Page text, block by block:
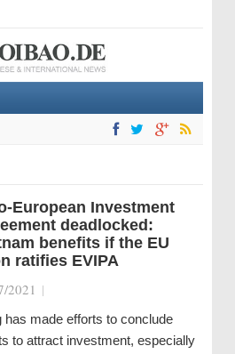
European Investment
deadlocked:
benefits if the EU
ratifies EVIPA
2021 |
has made efforts to conclude
to attract investment, especially